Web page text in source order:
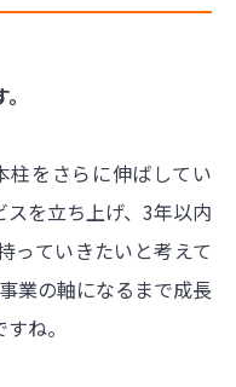
柱をさらに伸ばしてい
を立ち上げ、3年以内
っていきたいと考えて
業の軸になるまで成長
ね。